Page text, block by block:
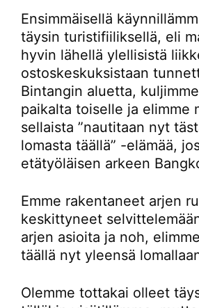
Ensimmäisellä
täysin turistifiiliksellä, eli
hyvin lähellä ylellisistä
ostoskeskuksistaan
Bintangin aluetta,
paikalta toiselle ja elimme
sellaista ”nautitaan nyt
lomasta täällä” -elämää,
etätyöläisen arkeen
Emme rakentaneet arjen
keskittyneet
arjen asioita ja noh,
täällä nyt yleensä
Olemme tottakai olleet